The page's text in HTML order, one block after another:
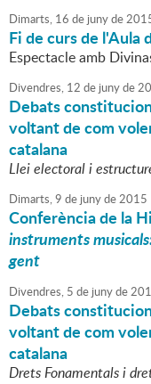
Dimarts, 16 de junyde
Fi de curs de
Espectacle amb
Divendres, 12 de junyde
Debats
voltant de com
catalana
Llei electoral i
Dimarts,9 de junyde2015
Conferència de la
instruments
gent
Divendres, 5 de junyde
Debats
voltant de com
catalana
Drets Fonamentals i